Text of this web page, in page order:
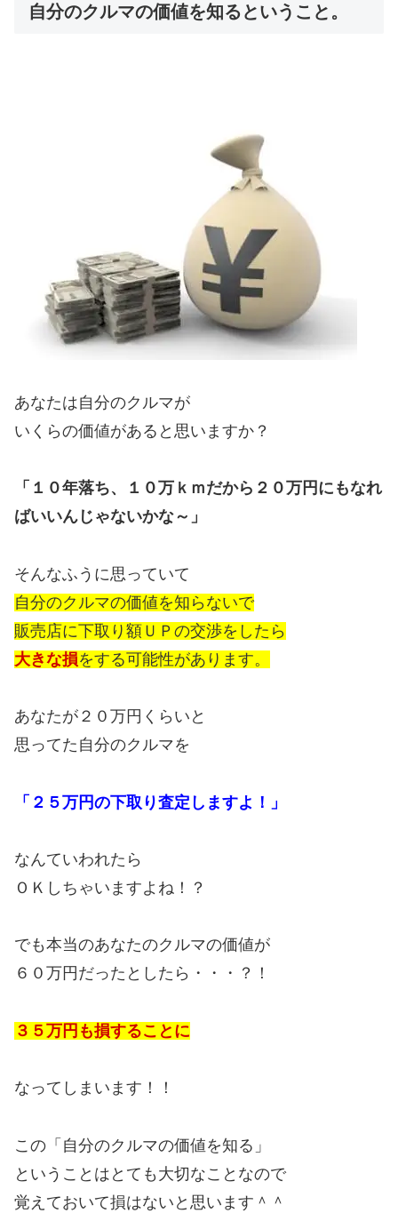
自分のクルマの価値を知るということ。
あなたは自分のクルマが
いくらの価値があると思いますか？
「１０年落ち、１０万ｋｍだから２０万円にもなれ
ばいいんじゃないかな～」
そんなふうに思っていて
自分のクルマの価値を知らないで
販売店に下取り額ＵＰの交渉をしたら
大きな損をする可能性があります。
あなたが２０万円くらいと
思ってた自分のクルマを
「２５万円の下取り査定しますよ！」
なんていわれたら
ＯＫしちゃいますよね！？
でも本当のあなたのクルマの価値が
６０万円だったとしたら・・・？！
３５万円も損することに
なってしまいます！！
この「自分のクルマの価値を知る」
ということはとても大切なことなので
覚えておいて損はないと思います＾＾